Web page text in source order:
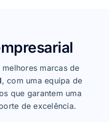
marcas de
, com uma equipa de
que garantem uma
de excelência.